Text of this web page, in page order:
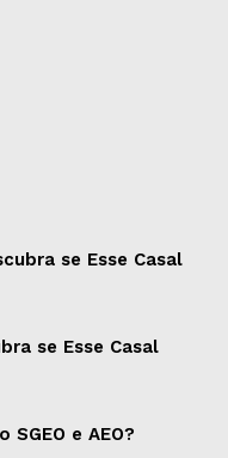
se Esse Casal
se Esse Casal
e AEO?